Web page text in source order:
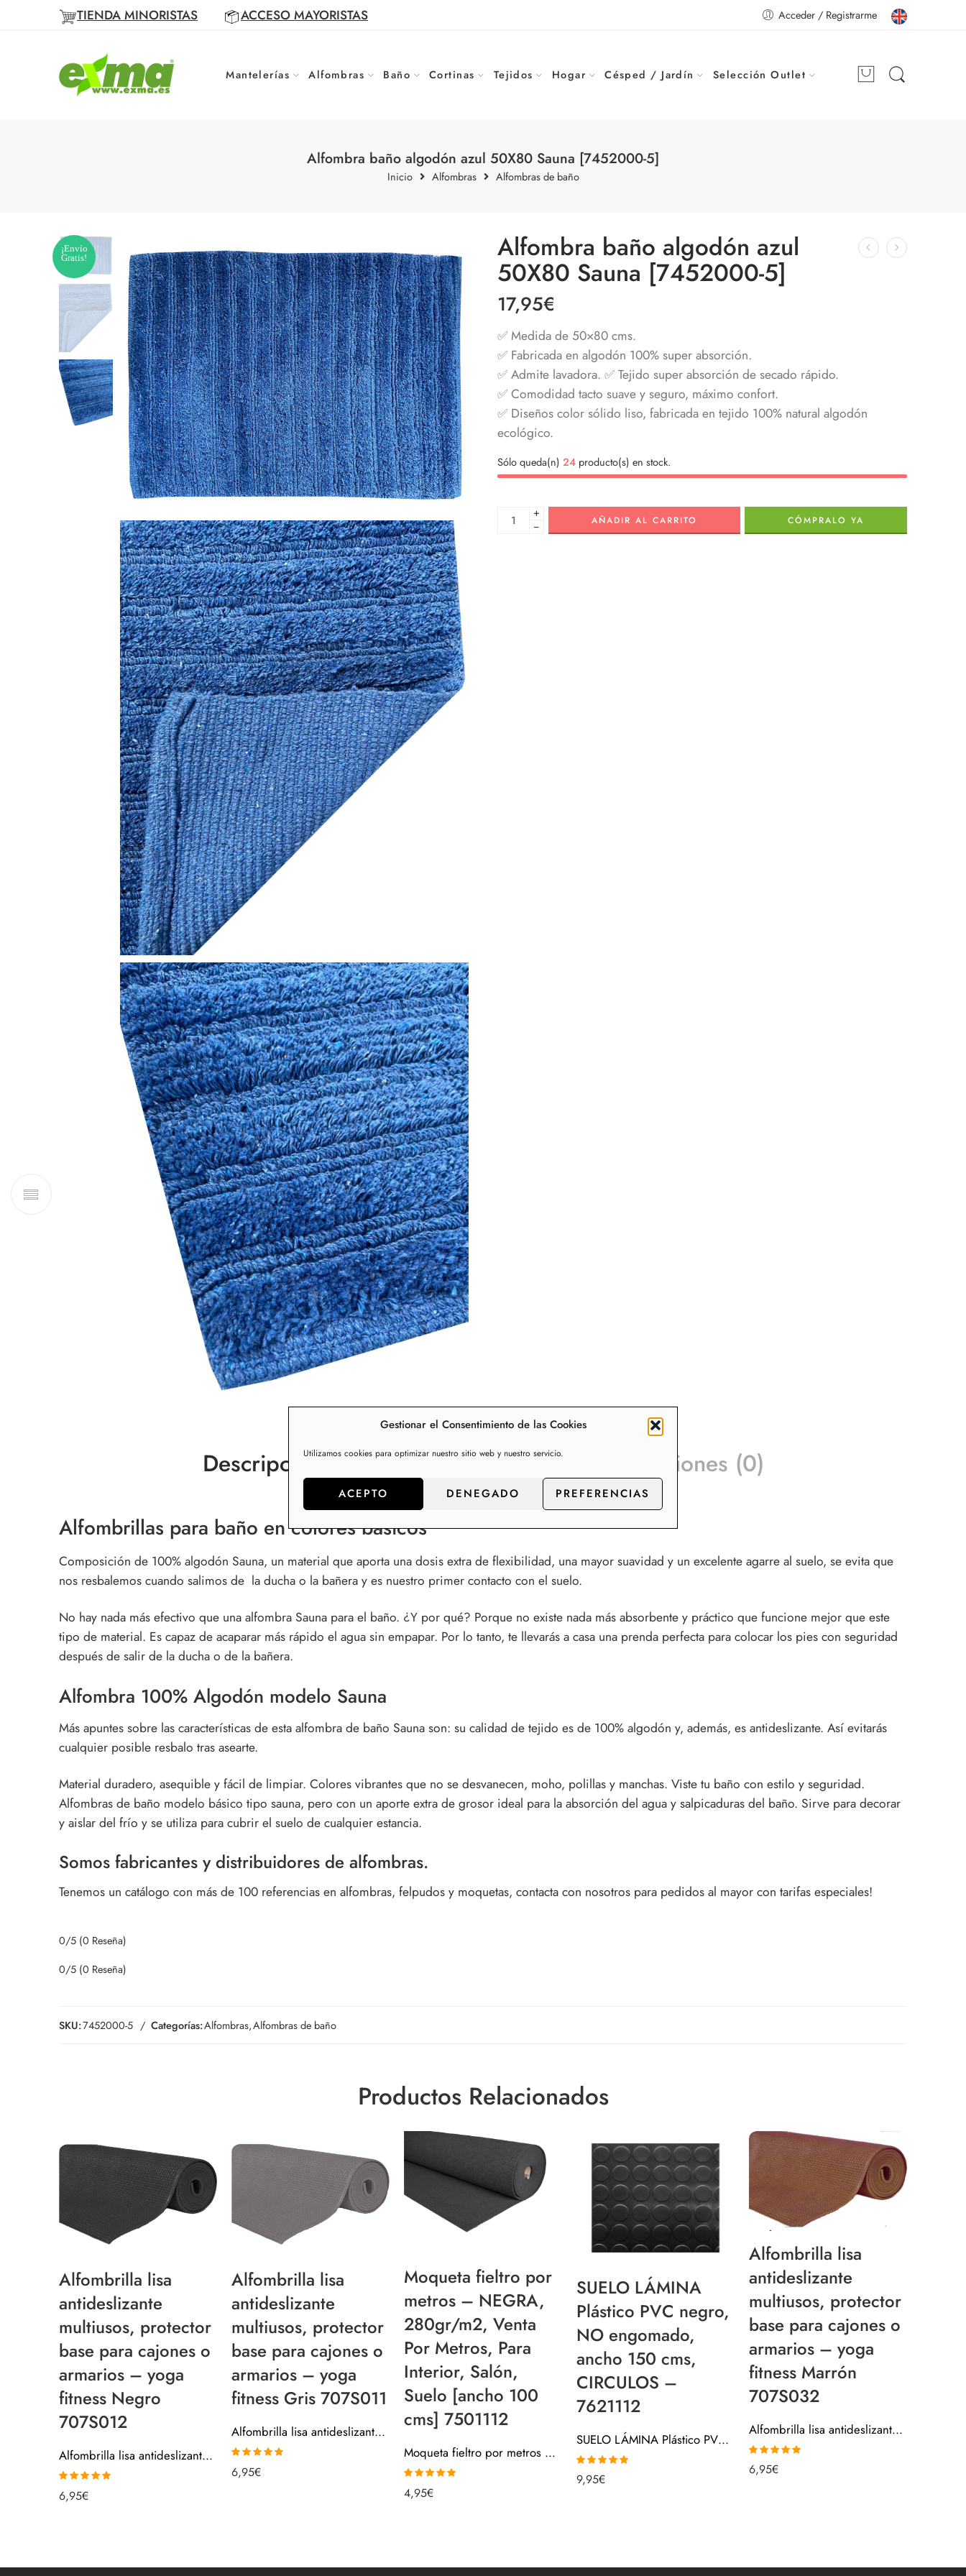
Gestionar el Consentimiento de las Cookies
Utilizamos cookies para optimizar nuestro sitio web y nuestro servicio.
ACEPTO DENEGADO PREFERENCIAS
TIENDA MINORISTAS ACCESO MAYORISTAS Acceder / Registrarme
Mantelerías Alfombras Baño Cortinas Tejidos Hogar Césped / Jardín Selección Outlet
Alfombra baño algodón azul 50X80 Sauna [7452000-5]
Inicio Alfombras Alfombras de baño
¡Envío
Gratis!
Alfombra baño algodón azul
50X80 Sauna [7452000-5]
17,95€
✅ Medida de 50×80 cms.
✅ Fabricada en algodón 100% super absorción.
✅ Admite lavadora. ✅ Tejido super absorción de secado rápido.
✅ Comodidad tacto suave y seguro, máximo confort.
✅ Diseños color sólido liso, fabricada en tejido 100% natural algodón
ecológico.
Sólo queda(n) 24 producto(s) en stock.
+
−
AÑADIR AL CARRITO CÓMPRALO YA
Descripción Información adicional Valoraciones (0)
Alfombrillas para baño en colores básicos
Composición de 100% algodón Sauna, un material que aporta una dosis extra de flexibilidad, una mayor suavidad y un excelente agarre al suelo, se evita que
nos resbalemos cuando salimos de la ducha o la bañera y es nuestro primer contacto con el suelo.
No hay nada más efectivo que unaalfombra Sauna para el baño. ¿Y por qué? Porque no existe nada más absorbente y práctico que funcione mejor que este
tipo de material. Es capaz de acaparar más rápido el agua sin empapar. Por lo tanto, te llevarás a casa una prenda perfecta para colocar los pies con seguridad
después de salir de la ducha o de la bañera.
Alfombra 100% Algodón modelo Sauna
Más apuntes sobre las características de estaalfombra de baño Saunason: su calidad de tejido es de 100% algodón y, además, es antideslizante. Así evitarás
cualquier posible resbalo tras asearte.
Material duradero, asequible y fácil de limpiar. Colores vibrantes que no se desvanecen, moho, polillas y manchas. Viste tu baño con estilo y seguridad.
Alfombras de baño modelo básico tipo sauna, pero con un aporte extra de grosor ideal para la absorción del agua y salpicaduras del baño. Sirve para decorar
y aislar del frío y se utiliza para cubrir el suelo de cualquier estancia.
Somos fabricantes y distribuidores de alfombras.
Tenemos un catálogo con más de 100 referencias en alfombras, felpudos y moquetas, contacta con nosotros para pedidos al mayor con tarifas especiales!
0/5 (0 Reseña)
0/5 (0 Reseña)
SKU:7452000-5 Categorías:Alfombras,Alfombras de baño
Productos Relacionados
Alfombrilla lisa
antideslizante
multiusos, protector
base para cajones o
armarios – yoga
fitness Negro
707S012
Alfombrilla lisa antideslizante multiusos, protector base para cajones o armarios – yoga fitness Negro 707S012
Valorado con
5.00de 5
6,95€
Alfombrilla lisa
antideslizante
multiusos, protector
base para cajones o
armarios – yoga
fitness Gris 707S011
Alfombrilla lisa antideslizante multiusos, protector base para cajones o armarios – yoga fitness Gris 707S011
Valorado con
5.00de 5
6,95€
Moqueta fieltro por
metros – NEGRA,
280gr/m2, Venta
Por Metros, Para
Interior, Salón,
Suelo [ancho 100
cms] 7501112
Moqueta fieltro por metros – NEGRA, 280gr/m2, Venta Por Metros, Para Interior, Salón, Suelo [ancho 100 cms] 7501112
Valorado con
4.90de 5
4,95€
SUELO LÁMINA
Plástico PVC negro,
NO engomado,
ancho 150 cms,
CIRCULOS –
7621112
SUELO LÁMINA Plástico PVC negro, NO engomado, ancho 150 cms, CIRCULOS – 7621112
Valorado con
5.00de 5
9,95€
Alfombrilla lisa
antideslizante
multiusos, protector
base para cajones o
armarios – yoga
fitness Marrón
707S032
Alfombrilla lisa antideslizante multiusos, protector base para cajones o armarios – yoga fitness Marrón 707S032
Valorado con
5.00de 5
6,95€